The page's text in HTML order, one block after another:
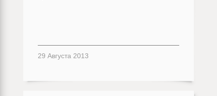
29 Августа 2013